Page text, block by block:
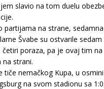
slavio na tom duelu
partijama na strane,
Švabe su ostvarile
poraza, pa je ovaj tim
na strani.
tiče nemačkog Kupa, u
na svom stadionu sa